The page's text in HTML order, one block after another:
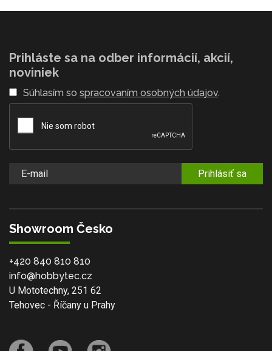
Prihláste sa na odber informácií, akcií,
noviniek
Súhlasím so spracovaním osobných údajov.
Prihlásiť sa
Showroom Česko
+420 840 810 810
info@hobbytec.cz
U Mototechny, 251 62
Tehovec - Říčany u Prahy